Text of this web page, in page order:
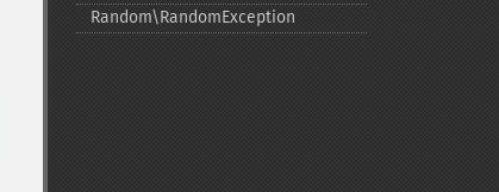
Random\RandomException